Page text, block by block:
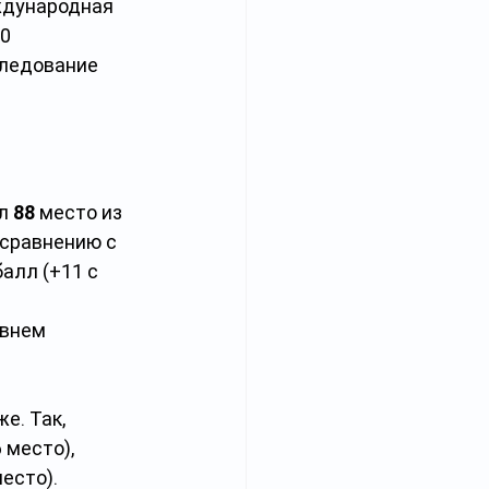
88 место из
с
(+11 с
Так,
место),